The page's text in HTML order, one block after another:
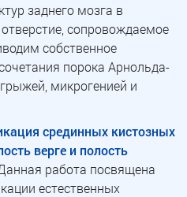
заднего мозга в
сопровождаемое
собственное
порока Арнольда-
микрогенией и
срединных кистозных
верге и полость
работа посвящена
естественных